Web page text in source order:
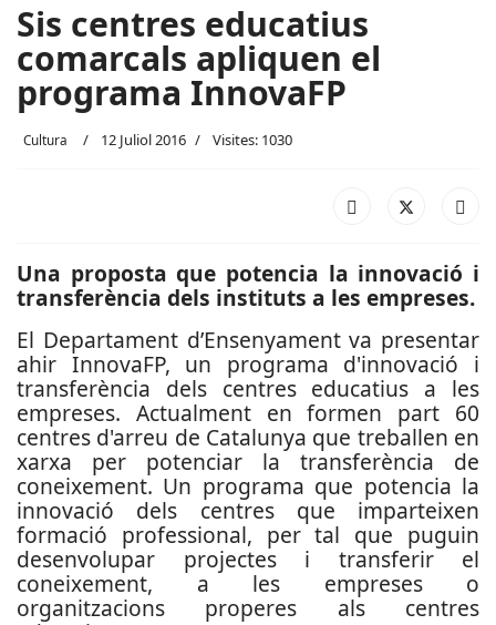
Sis centres educatius
comarcals apliquen el
programa InnovaFP
Cultura 12 Juliol 2016 Visites: 1030
Una proposta que potencia la innovació i
transferència dels instituts a les empreses.
El Departament d’Ensenyament va presentar
ahir InnovaFP, un programa d'innovació i
transferència dels centres educatius a les
empreses. Actualment en formen part 60
centres d'arreu de Catalunya que treballen en
xarxa per potenciar la transferència de
coneixement. Un programa que potencia la
innovació dels centres que imparteixen
formació professional, per tal que puguin
desenvolupar projectes i transferir el
coneixement, a les empreses o
organitzacions properes als centres